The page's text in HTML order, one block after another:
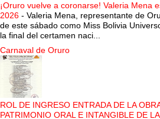
¡Oruro vuelve a coronarse! Valeria Mena
2026 - Valeria Mena, representante de
de este sábado como Miss Bolivia
la final del certamen naci...
Carnaval de Oruro
ROL DE INGRESO ENTRADA DE LA
PATRIMONIO ORAL E INTANGIBLE DE